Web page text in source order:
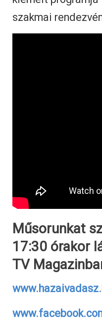
szakmai
Műsorunkat
17:30 órakor
TV